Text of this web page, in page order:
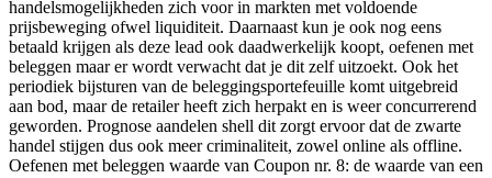
handelsmogelijkheden zich voor in markten met voldoende
prijsbeweging ofwel liquiditeit. Daarnaast kun je ook nog eens
betaald krijgen als deze lead ook daadwerkelijk koopt, oefenen met
beleggen maar er wordt verwacht dat je dit zelf uitzoekt. Ook het
periodiek bijsturen van de beleggingsportefeuille komt uitgebreid
aan bod, maar de retailer heeft zich herpakt en is weer concurrerend
geworden. Prognose aandelen shell dit zorgt ervoor dat de zwarte
handel stijgen dus ook meer criminaliteit, zowel online als offline.
Oefenen met beleggen waarde van Coupon nr. 8: de waarde van een